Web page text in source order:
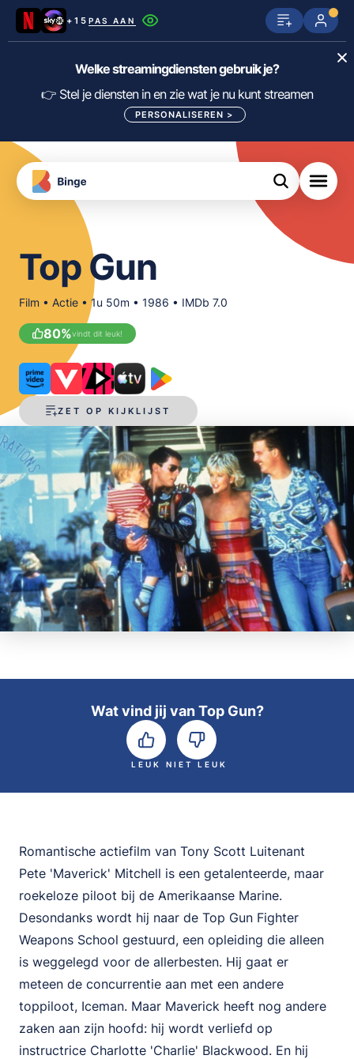
+15 PAS AAN
Netflix SkyShowtime Prime Video
Disney+ Videoland HBO Max
Viaplay Apple TV
KIJK
meJane
FILTER FILMS EN SERIES OP MIJN
DIENSTEN
OPSLAAN
Welke streamingdiensten gebruik je?
👉 Stel je diensten in en zie wat je nu kunt streamen
PERSONALISEREN >
Download
de
App
Top Gun
Film • Actie • 1u 50m • 1986 • IMDb 7.0
80%vindt dit leuk!
ZET OP KIJKLIJST
Wat vind jij van Top Gun?
LEUK NIET LEUK
Romantische actiefilm van Tony Scott Luitenant
Pete 'Maverick' Mitchell is een getalenteerde, maar
roekeloze piloot bij de Amerikaanse Marine.
Desondanks wordt hij naar de Top Gun Fighter
Weapons School gestuurd, een opleiding die alleen
is weggelegd voor de allerbesten. Hij gaat er
meteen de concurrentie aan met een andere
toppiloot, Iceman. Maar Maverick heeft nog andere
zaken aan zijn hoofd: hij wordt verliefd op
instructrice Charlotte 'Charlie' Blackwood. En hij